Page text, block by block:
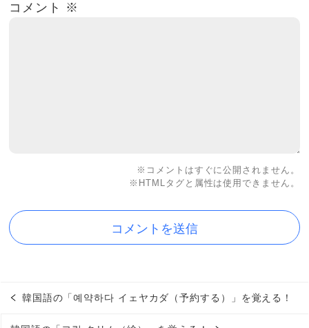
コメント ※
※コメントはすぐに公開されません。
※HTMLタグと属性は使用できません。
韓国語の「예약하다 イェヤカダ（予約する）」を覚える！